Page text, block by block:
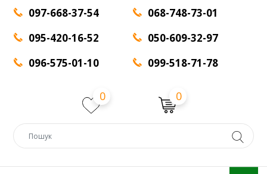
097-668-37-54
095-420-16-52
096-575-01-10
068-748-73-01
050-609-32-97
099-518-71-78
0 0